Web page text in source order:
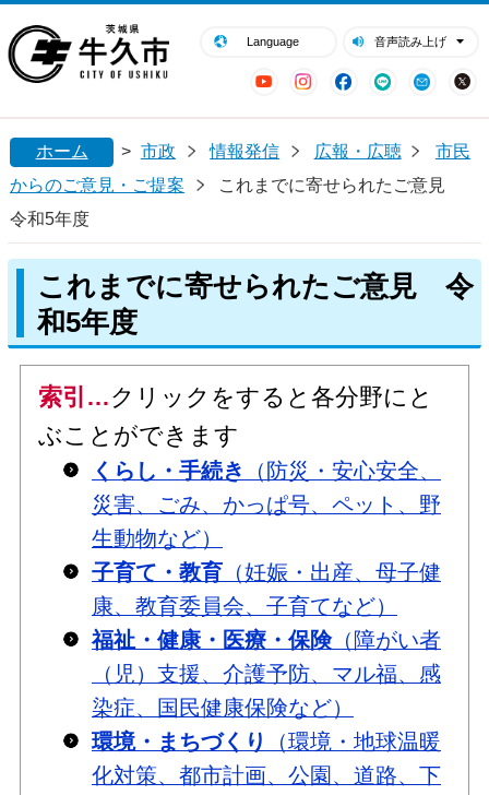
Language 音声読み上げ
YouTubeInstagram
Facebook
LINE Mail
閉じる
ホーム > 市政 情報発信 広報・広聴
市民
からのご意見・ご提案
これまでに寄せられたご意見
令和5年度
これまでに寄せられたご意見 令
和5年度
索引…クリックをすると各分野にと
ぶことができます
くらし・手続き
（防災・安心安全、
災害、ごみ、かっぱ号、ペット、野
生動物など）
子育て・教育（妊娠・出産、母子健
康、教育委員会、子育てなど）
福祉・健康・医療・保険（障がい者
（児）支援、介護予防、マル福、感
染症、国民健康保険など）
環境・まちづくり
（環境・地球温暖
化対策、都市計画、公園、道路、下